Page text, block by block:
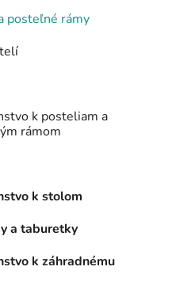
posteľné rámy
k posteliam a
rámom
k stolom
a taburetky
k záhradnému